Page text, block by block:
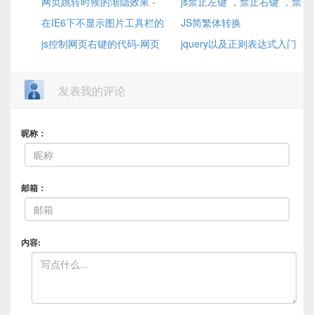
Page-Enter、Page-Exit特效
止左右键
在IE6下不显示图片工具栏的
解决办法
JS简繁体转换
js控制网页右键的代码-网页
jquery以及正则表达式入门
发表我的评论
昵称：
邮箱：
内容: